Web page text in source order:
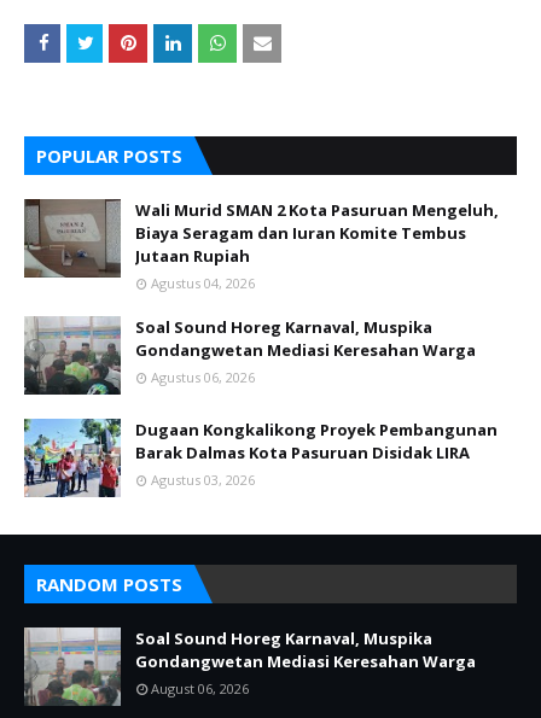
POPULAR POSTS
Wali Murid SMAN 2 Kota Pasuruan Mengeluh,
Biaya Seragam dan Iuran Komite Tembus
Jutaan Rupiah
Agustus 04, 2026
Soal Sound Horeg Karnaval, Muspika
Gondangwetan Mediasi Keresahan Warga
Agustus 06, 2026
Dugaan Kongkalikong Proyek Pembangunan
Barak Dalmas Kota Pasuruan Disidak LIRA
Agustus 03, 2026
RANDOM POSTS
Soal Sound Horeg Karnaval, Muspika
Gondangwetan Mediasi Keresahan Warga
August 06, 2026